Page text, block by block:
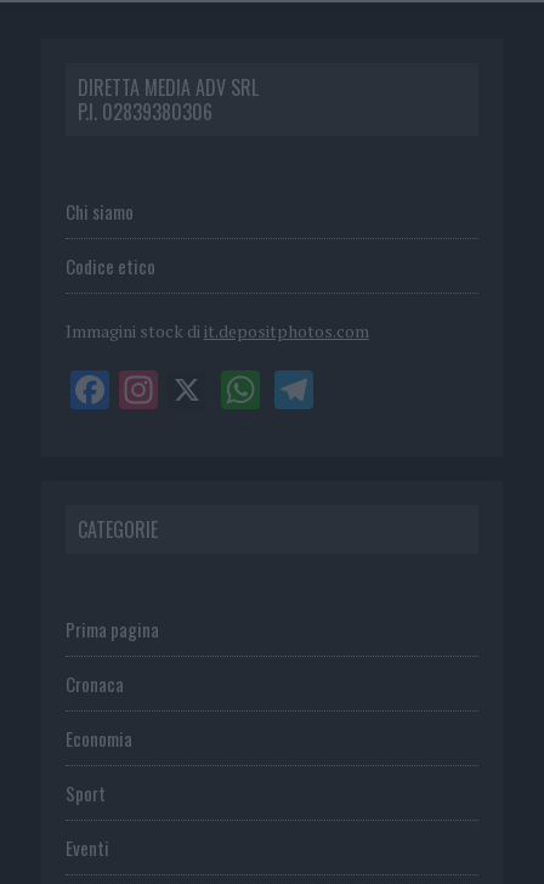
DIRETTA MEDIA ADV SRL
P.I. 02839380306
Chi siamo
Codice etico
Immagini stock di it.depositphotos.com
CATEGORIE
Prima pagina
Cronaca
Economia
Sport
Eventi